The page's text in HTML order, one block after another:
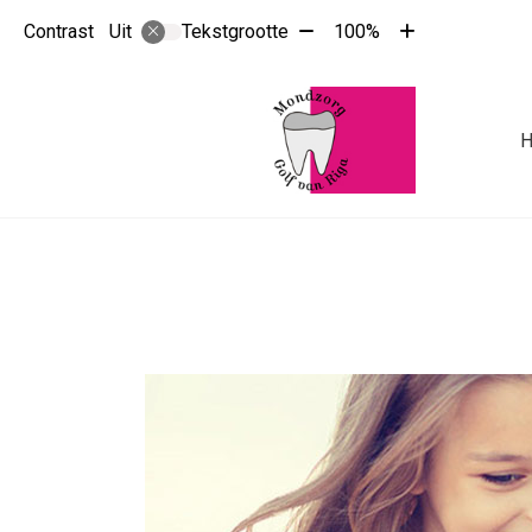
Contrast Uit Tekstgrootte Tekst
10%
100%
Tekst